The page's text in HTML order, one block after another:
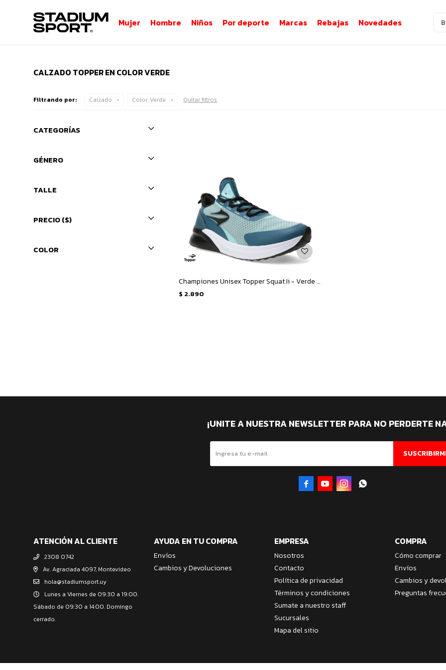
Mujer Hombre Niños Por deporte Marcas Rebajas Novedades
CALZADO TOPPER EN COLOR VERDE
Filtrando por: Calzado Color: Verde Quitar filtros
Championes Unisex Topper Squat Ii - Verde - Verde Petroleo
$ 2.890
CATEGORÍAS
GÉNERO
TALLE
PRECIO($)
COLOR
ATENCIÓN AL CLIENTE
2308 0742
Av. Agraciada 4097, Montevideo
hola@stadiumsport.uy
Lunes a Viernes de 09:30 a 19:00.
Sábado de 09:30 a 14:00. Domingo
cerrado.
AYUDA EN TU COMPRA
Envíos
Cambios y Devoluciones
EMPRESA
Nosotros
Contacto
Política de privacidad
Términos y condiciones
Sumate a nuestro staff
Sucursales
Mapa del sitio
COMPRA
Cómo comprar
Envíos
Cambios y
Preguntas
¡UNITE A NUESTRA NEWSLETTER PARA NO PERDERTE
   